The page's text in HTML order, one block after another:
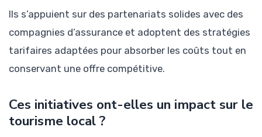
Ils s’appuient sur des partenariats solides avec des
compagnies d’assurance et adoptent des stratégies
tarifaires adaptées pour absorber les coûts tout en
conservant une offre compétitive.
Ces initiatives ont-elles un impact sur le
tourisme local ?